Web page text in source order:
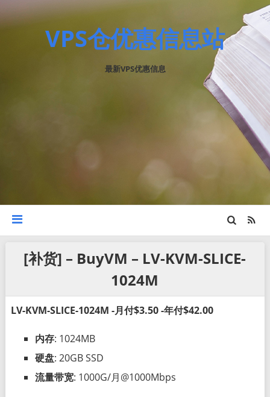
VPS仓优惠信息站
最新VPS优惠信息
[补货] – BuyVM – LV-KVM-SLICE-
1024M
LV-KVM-SLICE-1024M -月付$3.50 -年付$42.00
内存: 1024MB
硬盘: 20GB SSD
流量带宽: 1000G/月@1000Mbps